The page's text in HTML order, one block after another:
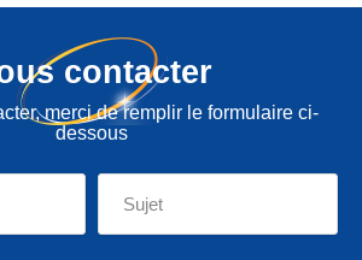
contacter
merci de remplir le formulaire ci-
dessous